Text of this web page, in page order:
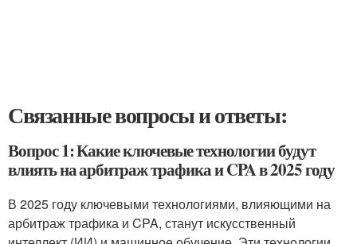
Связанные вопросы и ответы:
Вопрос 1: Какие ключевые технологии будут
влиять на арбитраж трафика и CPA в 2025 году
В 2025 году ключевыми технологиями, влияющими на
арбитраж трафика и CPA, станут искусственный